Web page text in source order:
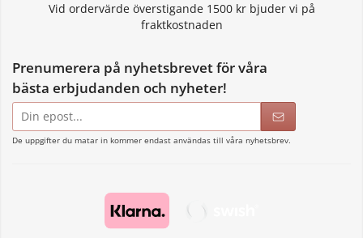
Vid ordervärde överstigande 1500 kr bjuder vi på
fraktkostnaden
Prenumerera på nyhetsbrevet för våra
bästa erbjudanden och nyheter!
postadress
De uppgifter du matar in kommer endast användas till våra nyhetsbrev.